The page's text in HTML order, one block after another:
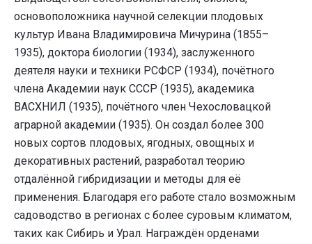
основоположника научной селекции плодовых
культур Ивана Владимировича Мичурина (1855–
1935), доктора биологии (1934), заслуженного
деятеля науки и техники РСФСР (1934), почётного
члена Академии наук СССР (1935), академика
ВАСХНИЛ (1935), почётного член Чехословацкой
аграрной академии (1935). Он создал более 300
новых сортов плодовых, ягодных, овощных и
декоративных растений, разработал теорию
отдалённой гибридизации и методы для её
применения. Благодаря его работе стало возможным
садоводство в регионах с более суровым климатом,
таких как Сибирь и Урал. Награждён орденами